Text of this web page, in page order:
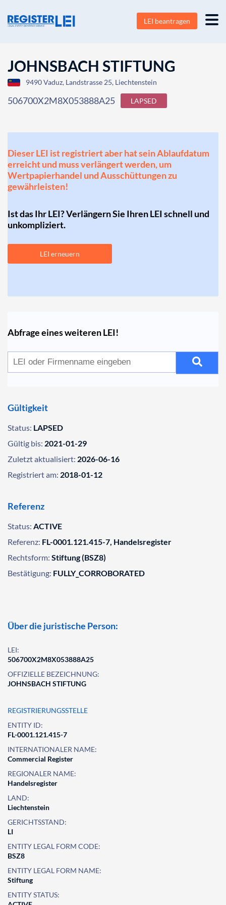
LEI beantragen
JOHNSBACH STIFTUNG
9490 Vaduz, Landstrasse 25, Liechtenstein
506700X2M8X053888A25 LAPSED
Dieser LEI ist registriert aber hat sein Ablaufdatum
erreicht und muss verlängert werden, um
Wertpapierhandel und Ausschüttungen zu
gewährleisten!
Ist das Ihr LEI? Verlängern Sie Ihren LEI schnell und
unkompliziert.
LEI erneuern
Abfrage eines weiteren LEI!
Gültigkeit
Status: LAPSED
Gültig bis: 2021-01-29
Zuletzt aktualisiert: 2026-06-16
Registriert am: 2018-01-12
Referenz
Status: ACTIVE
Referenz: FL-0001.121.415-7, Handelsregister
Rechtsform: Stiftung (BSZ8)
Bestätigung: FULLY_CORROBORATED
Über die juristische Person:
LEI:
506700X2M8X053888A25
OFFIZIELLE BEZEICHNUNG:
JOHNSBACH STIFTUNG
REGISTRIERUNGSSTELLE
ENTITY ID:
FL-0001.121.415-7
INTERNATIONALER NAME:
Commercial Register
REGIONALER NAME:
Handelsregister
LAND:
Liechtenstein
GERICHTSSTAND:
LI
ENTITY LEGAL FORM CODE:
BSZ8
ENTITY LEGAL FORM NAME:
Stiftung
ENTITY STATUS: